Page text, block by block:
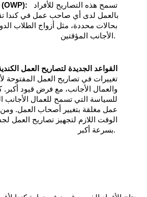
تصاريح العمل المفتوحة (OWP):
  تسمح هذه التصاريح للأفراد
القواعد الجديدة لتصاريح العمل الكندية